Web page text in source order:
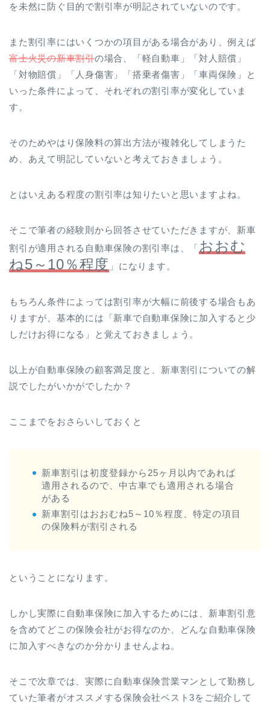
を未然に防ぐ目的で割引率が明記されていないのです。
また割引率にはいくつかの項目がある場合があり、例えば
富士火災の新車割引の場合、「軽自動車」「対人賠償」
「対物賠償」「人身傷害」「搭乗者傷害」「車両保険」と
いった条件によって、それぞれの割引率が変化していま
す。
そのためやはり保険料の算出方法が複雑化してしまうた
め、あえて明記していないと考えておきましょう。
とはいえある程度の割引率は知りたいと思いますよね。
そこで筆者の経験則から回答させていただきますが、新車
割引が適用される自動車保険の割引率は、「 おおむ
ね5～10％程度 」になります。
もちろん条件によっては割引率が大幅に前後する場合もあ
りますが、基本的には「新車で自動車保険に加入すると少
しだけお得になる」と覚えておきましょう。
以上が自動車保険の顧客満足度と、新車割引についての解
説でしたがいかがでしたか？
ここまでをおさらいしておくと
新車割引は初度登録から25ヶ月以内であれば
適用されるので、中古車でも適用される場合
がある
新車割引はおおむね5～10％程度、特定の項目
の保険料が割引される
ということになります。
しかし実際に自動車保険に加入するためには、新車割引意
を含めてどこの保険会社がお得なのか、どんな自動車保険
に加入すべきなのか分かりませんよね。
そこで次章では、実際に自動車保険営業マンとして勤務し
ていた筆者がオススメする保険会社ベスト3をご紹介して